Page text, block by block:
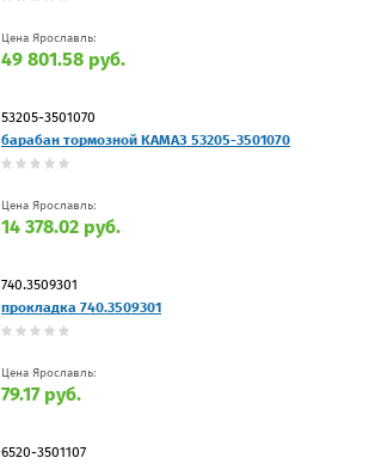
Цена Ярославль:
49 801.58 руб.
53205-3501070
барабан тормозной КАМАЗ 53205-3501070
Цена Ярославль:
14 378.02 руб.
740.3509301
прокладка 740.3509301
Цена Ярославль:
79.17 руб.
6520-3501107